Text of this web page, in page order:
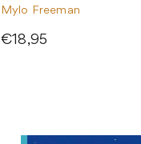
Mylo Freeman
€18,95